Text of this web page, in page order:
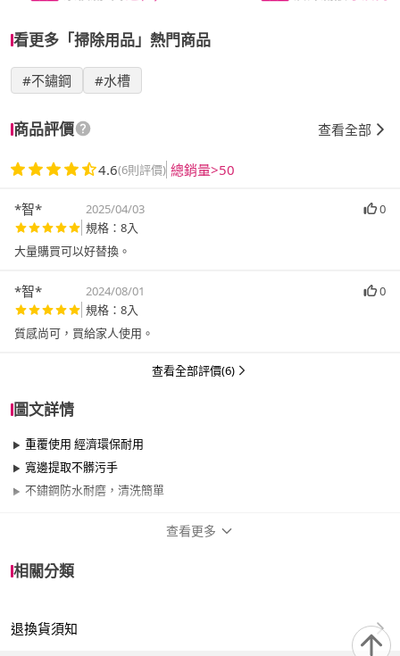
看更多「掃除用品」熱門商品
#不鏽鋼 #水槽
商品評價 查看全部
4.6(6則評價) 總銷量>50
*智* 2025/04/03
0
規格：8入
大量購買可以好替換。
*智* 2024/08/01
0
規格：8入
質感尚可，買給家人使用。
查看全部評價(6)
圖文詳情
重覆使用 經濟環保耐用
寬邊提取不髒污手
不鏽鋼防水耐磨，清洗簡單
保固資訊
查看更多
相關分類
退換貨須知